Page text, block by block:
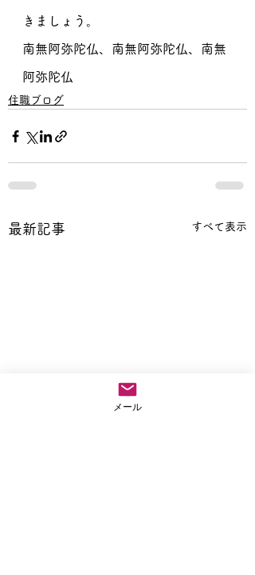
きましょう。
南無阿弥陀仏、南無阿弥陀仏、南無
阿弥陀仏
住職ブログ
最新記事 すべて表示
メール